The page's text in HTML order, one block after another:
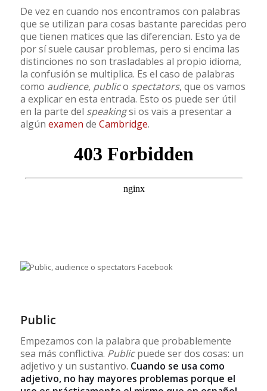
De vez en cuando nos encontramos con palabras
que se utilizan para cosas bastante parecidas pero
que tienen matices que las diferencian. Esto ya de
por sí suele causar problemas, pero si encima las
distinciones no son trasladables al propio idioma,
la confusión se multiplica. Es el caso de palabras
como audience, publico spectators, que os vamos
a explicar en esta entrada. Esto os puede ser útil
en la parte del speakingsi os vais a presentar a
algún examen de Cambridge.
Public
Empezamos con la palabra que probablemente
sea más conflictiva. Publicpuede ser dos cosas: un
adjetivo y un sustantivo. Cuando se usa como
adjetivo, no hay mayores problemas porque el